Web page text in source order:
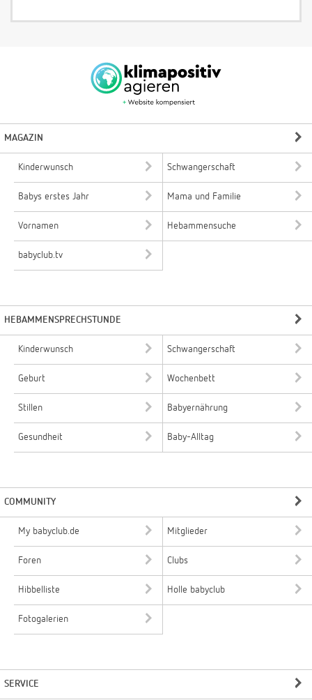
MAGAZIN
Kinderwunsch Schwangerschaft
Babys erstes Jahr Mama und Familie
Vornamen Hebammensuche
babyclub.tv
HEBAMMENSPRECHSTUNDE
Kinderwunsch Schwangerschaft
Geburt Wochenbett
Stillen Babyernährung
Gesundheit Baby-Alltag
COMMUNITY
My babyclub.de Mitglieder
Foren Clubs
Hibbelliste Holle babyclub
Fotogalerien
SERVICE